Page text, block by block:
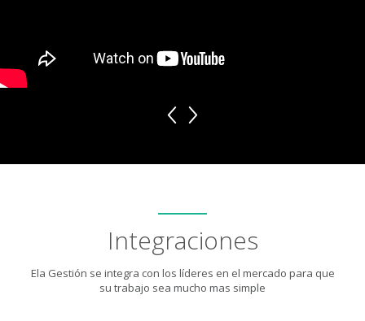
Integraciones
Ela Gestión se integra con los líderes en el mercado para que
su trabajo sea mucho mas simple